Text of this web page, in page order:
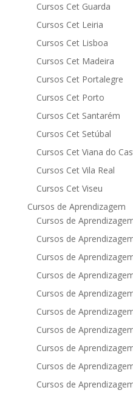
Cursos Cet Guarda
Cursos Cet Leiria
Cursos Cet Lisboa
Cursos Cet Madeira
Cursos Cet Portalegre
Cursos Cet Porto
Cursos Cet Santarém
Cursos Cet Setúbal
Cursos Cet Viana do
Cursos Cet Vila Real
Cursos Cet Viseu
Cursos de Aprendizagem
Cursos de
Cursos de
Cursos de
Cursos de
Cursos de
Cursos de
Cursos de
Cursos de
Cursos de
Cursos de